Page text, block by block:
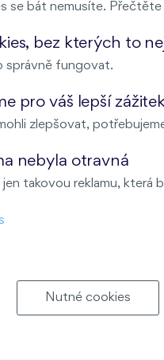
se bát nemusíte. Přečtěte
bez kterých to
správně fungovat.
pro váš lepší
zlepšovat,
nebyla otravná
takovou reklamu, která
Nutné cookies